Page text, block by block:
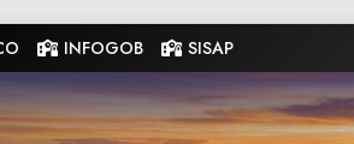
INFOGOB SISAP